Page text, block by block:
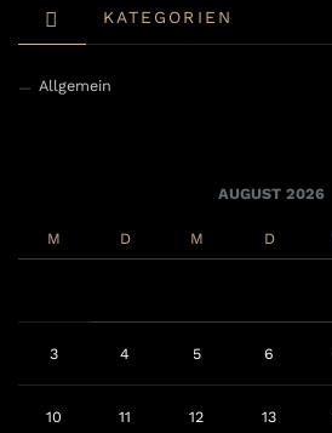
KATEGORIEN
Allgemein
AUGUST 2026
M D M D
3 4 5 6
10 11 12 13